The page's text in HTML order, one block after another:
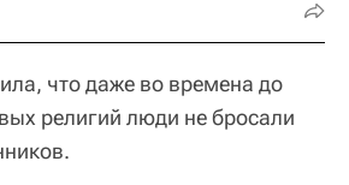
что даже во времена до
религий люди не бросали